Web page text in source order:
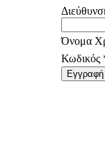
Όνομα
Κωδικός
Εγγραφή